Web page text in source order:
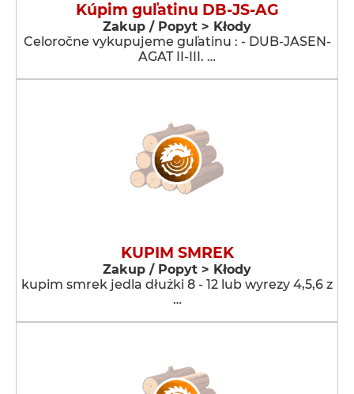
Kúpim guľatinu DB-JS-AG
Zakup / Popyt > Kłody
Celoročne vykupujeme guľatinu : - DUB-JASEN-
AGAT II-III. …
KUPIM SMREK
Zakup / Popyt > Kłody
kupim smrek jedla dłużki 8 - 12 lub wyrezy 4,5,6 z
…